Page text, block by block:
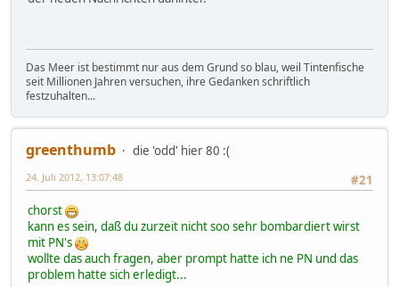
Das Meer ist bestimmt nur aus dem Grund so blau, weil Tintenfische
seit Millionen Jahren versuchen, ihre Gedanken schriftlich
festzuhalten...
greenthumb
die 'odd' hier 80 :(
#21
24. Juli 2012, 13:07:48
chorst
kann es sein, daß du zurzeit nicht soo sehr bombardiert wirst
mit PN's
wollte das auch fragen, aber prompt hatte ich ne PN und das
problem hatte sich erledigt...